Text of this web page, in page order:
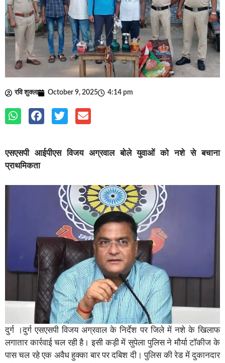
रवि शुक्ला October 9, 2025 4:14 pm
एसएसपी आईपीएस विजय अग्रवाल बोले युवाओं को नशे से बचाना
प्राथमिकता
दुर्ग ।दुर्ग एसएसपी विजय अग्रवाल के निर्देश पर जिले में नशे के खिलाफ
लगातार कार्रवाई चल रही है। इसी कड़ी में सुपेला पुलिस ने मौर्या टॉकीज के
पास चल रहे एक अवैध हुक्का बार पर दबिश दी। पुलिस की रेड में दुकानदार